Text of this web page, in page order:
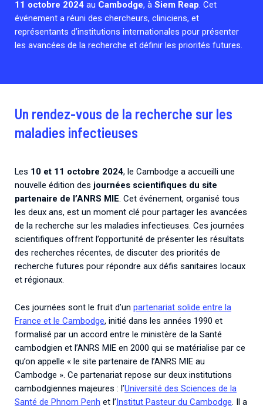
Associations de patient.e.s
Cellules Émergence
Retrouvez toutes les cellules Émergence, actives ou
11 octobre 2024 au Cambodge, à Siem Reap. Cet
événement a réuni des chercheurs, cliniciens, et
représentants d’institutions internationales pour présenter
les avancées de la recherche et définir les priorités futures.
Un rendez-vous de la recherche sur les
maladies infectieuses
Les 10 et 11 octobre 2024, le Cambodge a accueilli une
nouvelle édition des journées scientifiques du site
partenaire de l’ANRS MIE. Cet événement, organisé tous
les deux ans, est un moment clé pour partager les avancées
de la recherche sur les maladies infectieuses. Ces journées
scientifiques offrent l’opportunité de présenter les résultats
des recherches récentes, de discuter des priorités de
recherche futures pour répondre aux défis sanitaires locaux
et régionaux.
Ces journées sont le fruit d’un partenariat solide entre la
France et le Cambodge, initié dans les années 1990 et
formalisé par un accord entre le ministère de la Santé
cambodgien et l’ANRS MIE en 2000 qui se matérialise par ce
qu’on appelle « le site partenaire de l’ANRS MIE au
Cambodge ». Ce partenariat repose sur deux institutions
cambodgiennes majeures : l’Université des Sciences de la
Santé de Phnom Penh et l’Institut Pasteur du Cambodge. Il a